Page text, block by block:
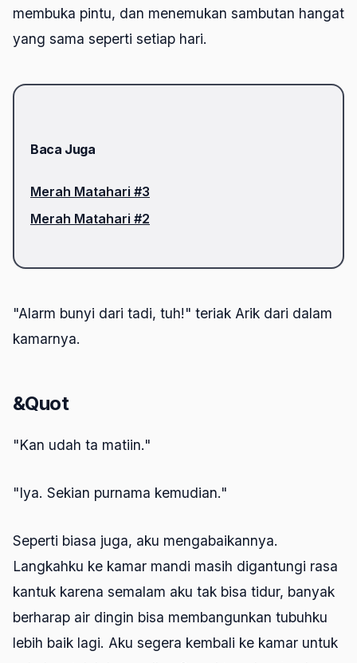
membuka pintu, dan menemukan sambutan hangat
yang sama seperti setiap hari.
Baca Juga
Merah Matahari #3
Merah Matahari #2
"Alarm bunyi dari tadi, tuh!" teriak Arik dari dalam
kamarnya.
&Quot
"Kan udah ta matiin."
"Iya. Sekian purnama kemudian."
Seperti biasa juga, aku mengabaikannya.
Langkahku ke kamar mandi masih digantungi rasa
kantuk karena semalam aku tak bisa tidur, banyak
berharap air dingin bisa membangunkan tubuhku
lebih baik lagi. Aku segera kembali ke kamar untuk